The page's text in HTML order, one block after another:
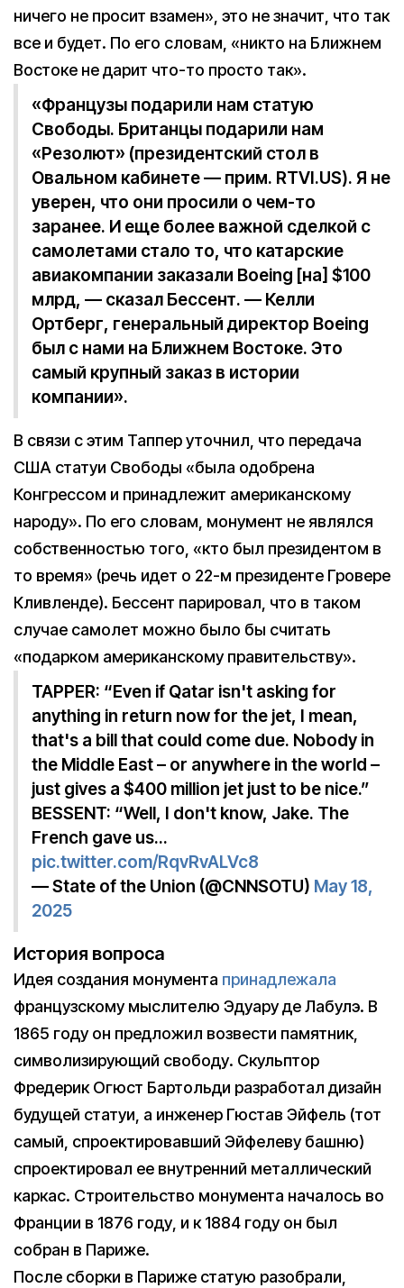
ничего не просит взамен», это не значит, что так
все и будет. По его словам, «никто на Ближнем
Востоке не дарит что-то просто так».
«Французы подарили нам статую
Свободы. Британцы подарили нам
«Резолют» (президентский стол в
Овальном кабинете — прим. RTVI.US). Я не
уверен, что они просили о чем-то
заранее. И еще более важной сделкой с
самолетами стало то, что катарские
авиакомпании заказали Boeing [на] $100
млрд, — сказал Бессент. — Келли
Ортберг, генеральный директор Boeing
был с нами на Ближнем Востоке. Это
самый крупный заказ в истории
компании».
В связи с этим Таппер уточнил, что передача
США статуи Свободы «была одобрена
Конгрессом и принадлежит американскому
народу». По его словам, монумент не являлся
собственностью того, «кто был президентом в
то время» (речь идет о 22-м президенте Гровере
Кливленде). Бессент парировал, что в таком
случае самолет можно было бы считать
«подарком американскому правительству».
TAPPER: “Even if Qatar isn't asking for
anything in return now for the jet, I mean,
that's a bill that could come due. Nobody in
the Middle East – or anywhere in the world –
just gives a $400 million jet just to be nice.”
BESSENT: “Well, I don't know, Jake. The
French gave us…
pic.twitter.com/RqvRvALVc8
— State of the Union (@CNNSOTU) May 18,
2025
История вопроса
Идея создания монумента принадлежала
французскому мыслителю Эдуару де Лабулэ. В
1865 году он предложил возвести памятник,
символизирующий свободу. Скульптор
Фредерик Огюст Бартольди разработал дизайн
будущей статуи, а инженер Гюстав Эйфель (тот
самый, спроектировавший Эйфелеву башню)
спроектировал ее внутренний металлический
каркас. Строительство монумента началось во
Франции в 1876 году, и к 1884 году он был
собран в Париже.
После сборки в Париже статую разобрали,